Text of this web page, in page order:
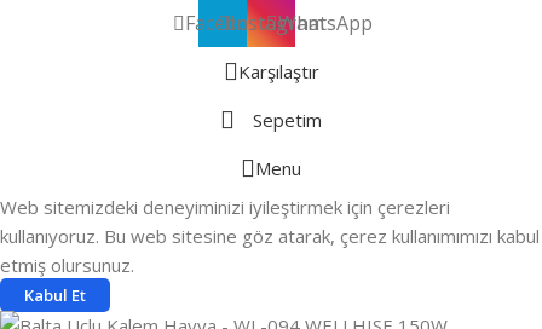
FacebookInstagramWhatsApp
Karşılaştır
Sepetim
Menu
Web sitemizdeki deneyiminizi iyileştirmek için çerezleri
kullanıyoruz. Bu web sitesine göz atarak, çerez kullanımımızı kabul
etmiş olursunuz.
Kabul Et